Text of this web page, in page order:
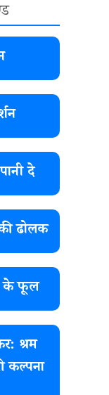
दे
ढोलक
के फूल
श्रम
कल्पना